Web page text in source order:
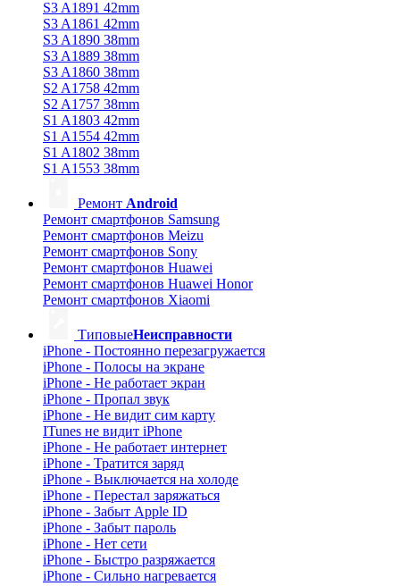
S3 A1891 42mm
S3 A1861 42mm
S3 A1890 38mm
S3 A1889 38mm
S3 A1860 38mm
S2 A1758 42mm
S2 A1757 38mm
S1 A1803 42mm
S1 A1554 42mm
S1 A1802 38mm
S1 A1553 38mm
Ремонт Android
Ремонт смартфонов Samsung
Ремонт смартфонов Meizu
Ремонт смартфонов Sony
Ремонт смартфонов Huawei
Ремонт смартфонов Huawei Honor
Ремонт смартфонов Xiaomi
ТиповыеНеисправности
iPhone - Постоянно перезагружается
iPhone - Полосы на экране
iPhone - Не работает экран
iPhone - Пропал звук
iPhone - Не видит сим карту
ITunes не видит iPhone
iPhone - Не работает интернет
iPhone - Тратится заряд
iPhone - Выключается на холоде
iPhone - Перестал заряжаться
iPhone - Забыт Apple ID
iPhone - Забыт пароль
iPhone - Нет сети
iPhone - Быстро разряжается
iPhone - Сильно нагревается